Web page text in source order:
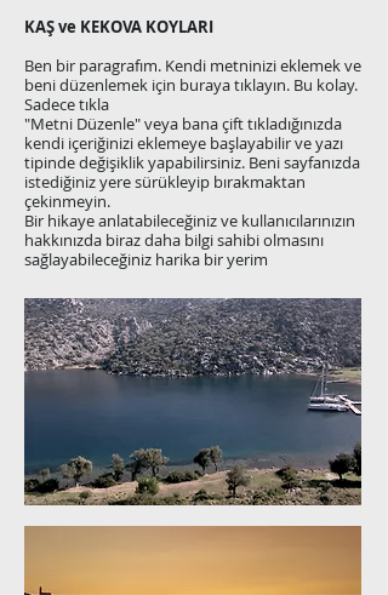
KAŞ ve KEKOVA KOYLARI
Ben bir paragrafım. Kendi metninizi eklemek ve
beni düzenlemek için buraya tıklayın. Bu kolay.
Sadece tıkla
"Metni Düzenle" veya bana çift tıkladığınızda
kendi içeriğinizi eklemeye başlayabilir ve yazı
tipinde değişiklik yapabilirsiniz. Beni sayfanızda
istediğiniz yere sürükleyip bırakmaktan
çekinmeyin.
Bir hikaye anlatabileceğiniz ve kullanıcılarınızın
hakkınızda biraz daha bilgi sahibi olmasını
sağlayabileceğiniz harika bir yerim